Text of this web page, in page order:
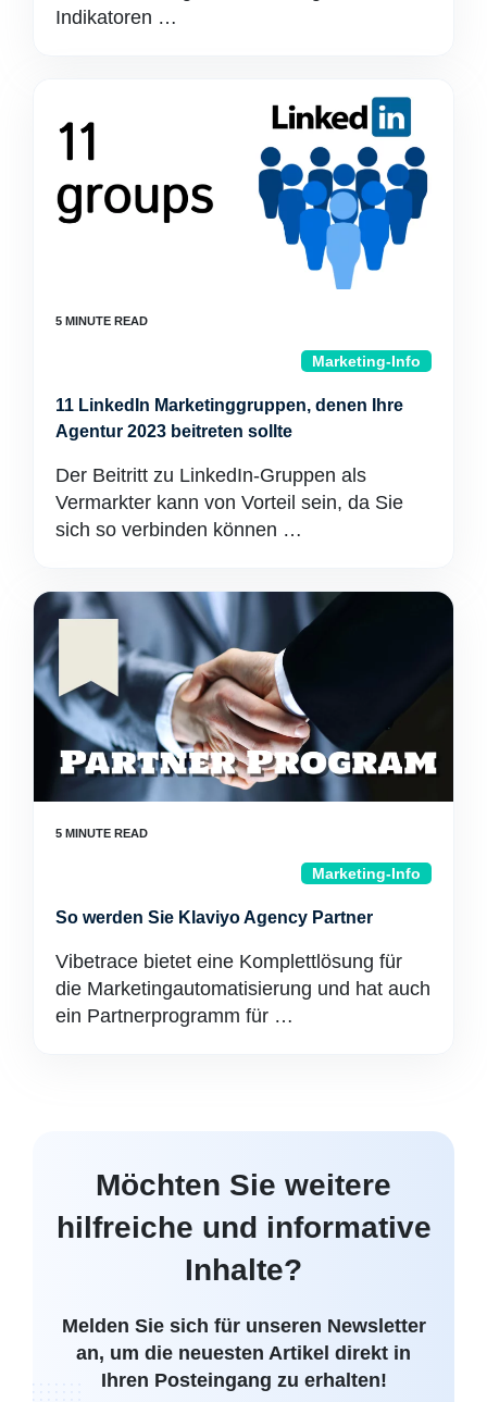
Indikatoren …
Marketing-Info
11 LinkedIn Marketinggruppen, denen Ihre
Agentur 2023 beitreten sollte
Der Beitritt zu LinkedIn-Gruppen als
Vermarkter kann von Vorteil sein, da Sie
sich so verbinden können …
Marketing-Info
So werden Sie Klaviyo Agency Partner
Vibetrace bietet eine Komplettlösung für
die Marketingautomatisierung und hat auch
ein Partnerprogramm für …
Möchten Sie weitere
hilfreiche und informative
Inhalte?
Melden Sie sich für unseren Newsletter
an, um die neuesten Artikel direkt in
Ihren Posteingang zu erhalten!